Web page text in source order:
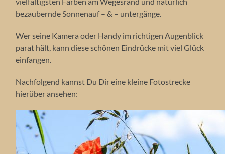
bezaubernde Sonnenauf – & – untergänge.
Wer seine Kamera oder Handy im richtigen Augenblick
parat hält, kann diese schönen Eindrücke mit viel Glück
einfangen.
Nachfolgend kannst Du Dir eine kleine Fotostrecke
hierüber ansehen:
Großes Sonnenblumenfeld bei Hofgeismar, Juli 2026.
Die Hummel liebt Sonnenblumen.